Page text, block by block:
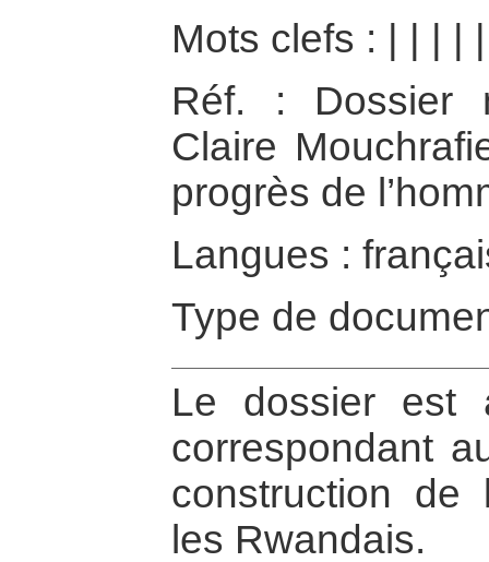
Mots clefs :
Réf. : Dossier
Claire
progrès de
Langues :
Type de
Le dossier est
correspondant
construction
les Rwandais.